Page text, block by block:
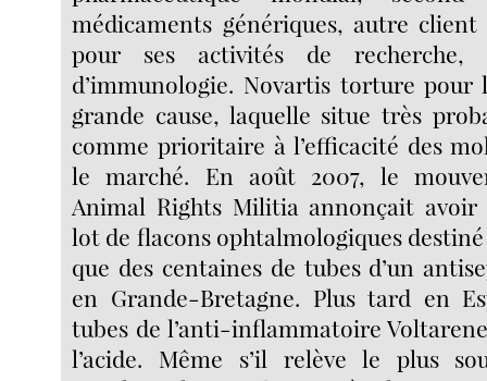
médicaments génériques, autre
pour ses activités de recherche,
d’immunologie. Novartis torture pour
grande cause, laquelle situe très
comme prioritaire à l’efficacité des
le marché. En août 2007, le
Animal Rights Militia annonçait avoir
lot de flacons ophtalmologiques
que des centaines de tubes d’un
en Grande-Bretagne. Plus tard en
tubes de l’anti-inflammatoire
l’acide. Même s’il relève le plus